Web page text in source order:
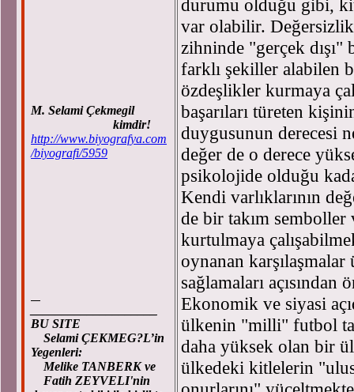
M. Selami Çekmegil
kimdir!
http://www.biyografya.com
/biyografi/5959
BU SITE
Selami ÇEKMEG?L’in
Yegenleri:
Melike TANBERK ve
Fatih ZEYVELI'nin
durumu olduğu gibi,
var olabilir.
zihninde "gerçek
farklı şekiller alabilen
özdeşlikler kurmaya
başarıları türeten
duygusunun derecesi
değer de o derece
psikolojide olduğu
Kendi varlıklarının
de bir takım semboller
kurtulmaya
oynanan
sağlamaları
Ekonomik ve siyasi
ülkenin "milli" futbol
daha yüksek olan bir
ülkedeki kitlelerin